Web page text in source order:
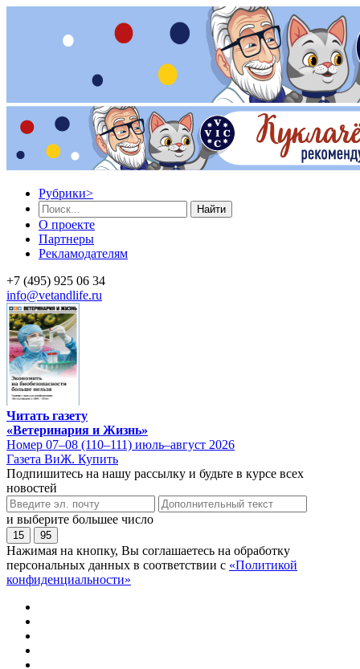
Рубрики>
Найти
О проекте
Партнеры
Рекламодателям
+7 (495) 925 06 34
info@vetandlife.ru
Читать газету
«Ветеринария и Жизнь»
Номер 07–08 (110–111) июль–август 2026
Газета ВиЖ. Купить
Подпишитесь на нашу рассылку и будьте в курсе всех
новостей
и выберите большее число
15 95
Нажимая на кнопку, Вы соглашаетесь на обработку
персональных данных в соответствии с «Политикой
конфиденциальности»